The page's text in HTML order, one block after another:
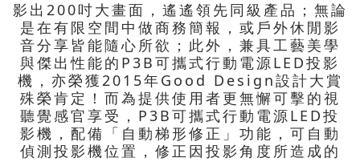
影出200吋大畫面，遙遙領先同級產品；無論
是在有限空間中做商務簡報，或戶外休閒影
音分享皆能隨心所欲；此外，兼具工藝美學
與傑出性能的P3B可攜式行動電源LED投影
機，亦榮獲2015年Good Design設計大賞
殊榮肯定！而為提供使用者更無懈可擊的視
聽覺感官享受，P3B可攜式行動電源LED投
影機，配備「自動梯形修正」功能，可自動
偵測投影機位置，修正因投影角度所造成的